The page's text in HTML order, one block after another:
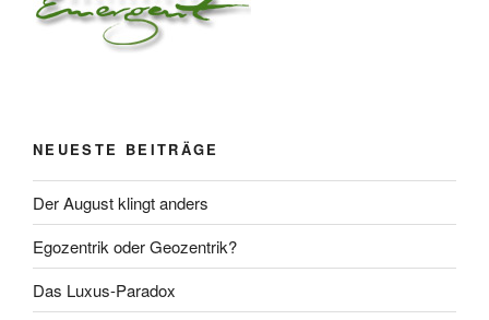
NEUESTE BEITRÄGE
Der August klingt anders
Egozentrik oder Geozentrik?
Das Luxus-Paradox